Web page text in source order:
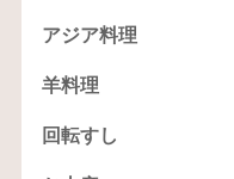
アジア料理
羊料理
回転すし